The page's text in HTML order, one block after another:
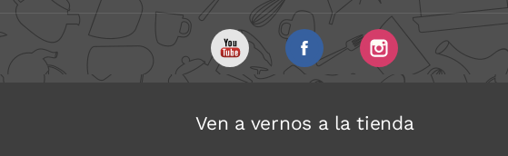
Ven a vernos a la tienda